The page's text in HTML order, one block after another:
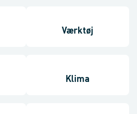
Værktøj
Klima